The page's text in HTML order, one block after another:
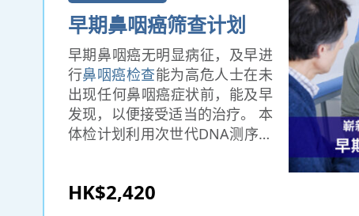
早期鼻咽癌筛查计划
早期鼻咽癌无明显病征，及早进
行鼻咽癌检查能为高危人士在未
出现任何鼻咽癌症状前，能及早
发现，以便接受适当的治疗。 本
体检计划利用次世代DNA测序技
了解疾病的风险及自身健康状
HK$2,420